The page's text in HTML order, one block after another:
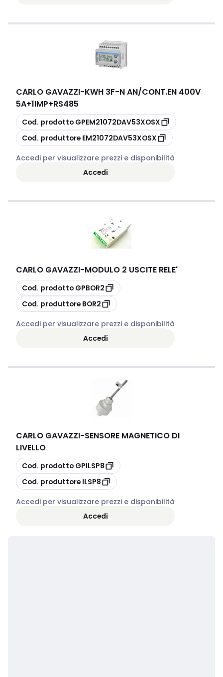
CARLO GAVAZZI-KWH 3F-N AN/CONT.EN 400V
5A+1IMP+RS485
copia
Cod. prodotto GPEM21072DAV53XOSX
copia
Cod. produttore EM21072DAV53XOSX
Accedi per visualizzare prezzi e disponibilità
Accedi
CARLO GAVAZZI-MODULO 2 USCITE RELE'
copia
Cod. prodotto GPBOR2
copia
Cod. produttore BOR2
Accedi per visualizzare prezzi e disponibilità
Accedi
CARLO GAVAZZI-SENSORE MAGNETICO DI
LIVELLO
copia
Cod. prodotto GPILSP8
copia
Cod. produttore ILSP8
Accedi per visualizzare prezzi e disponibilità
Accedi